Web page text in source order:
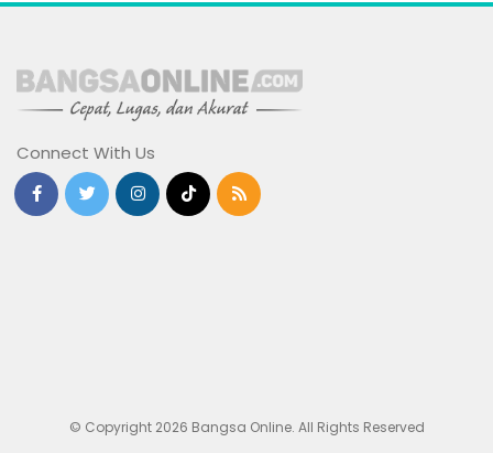
Connect With Us
© Copyright 2026 Bangsa Online. All Rights Reserved